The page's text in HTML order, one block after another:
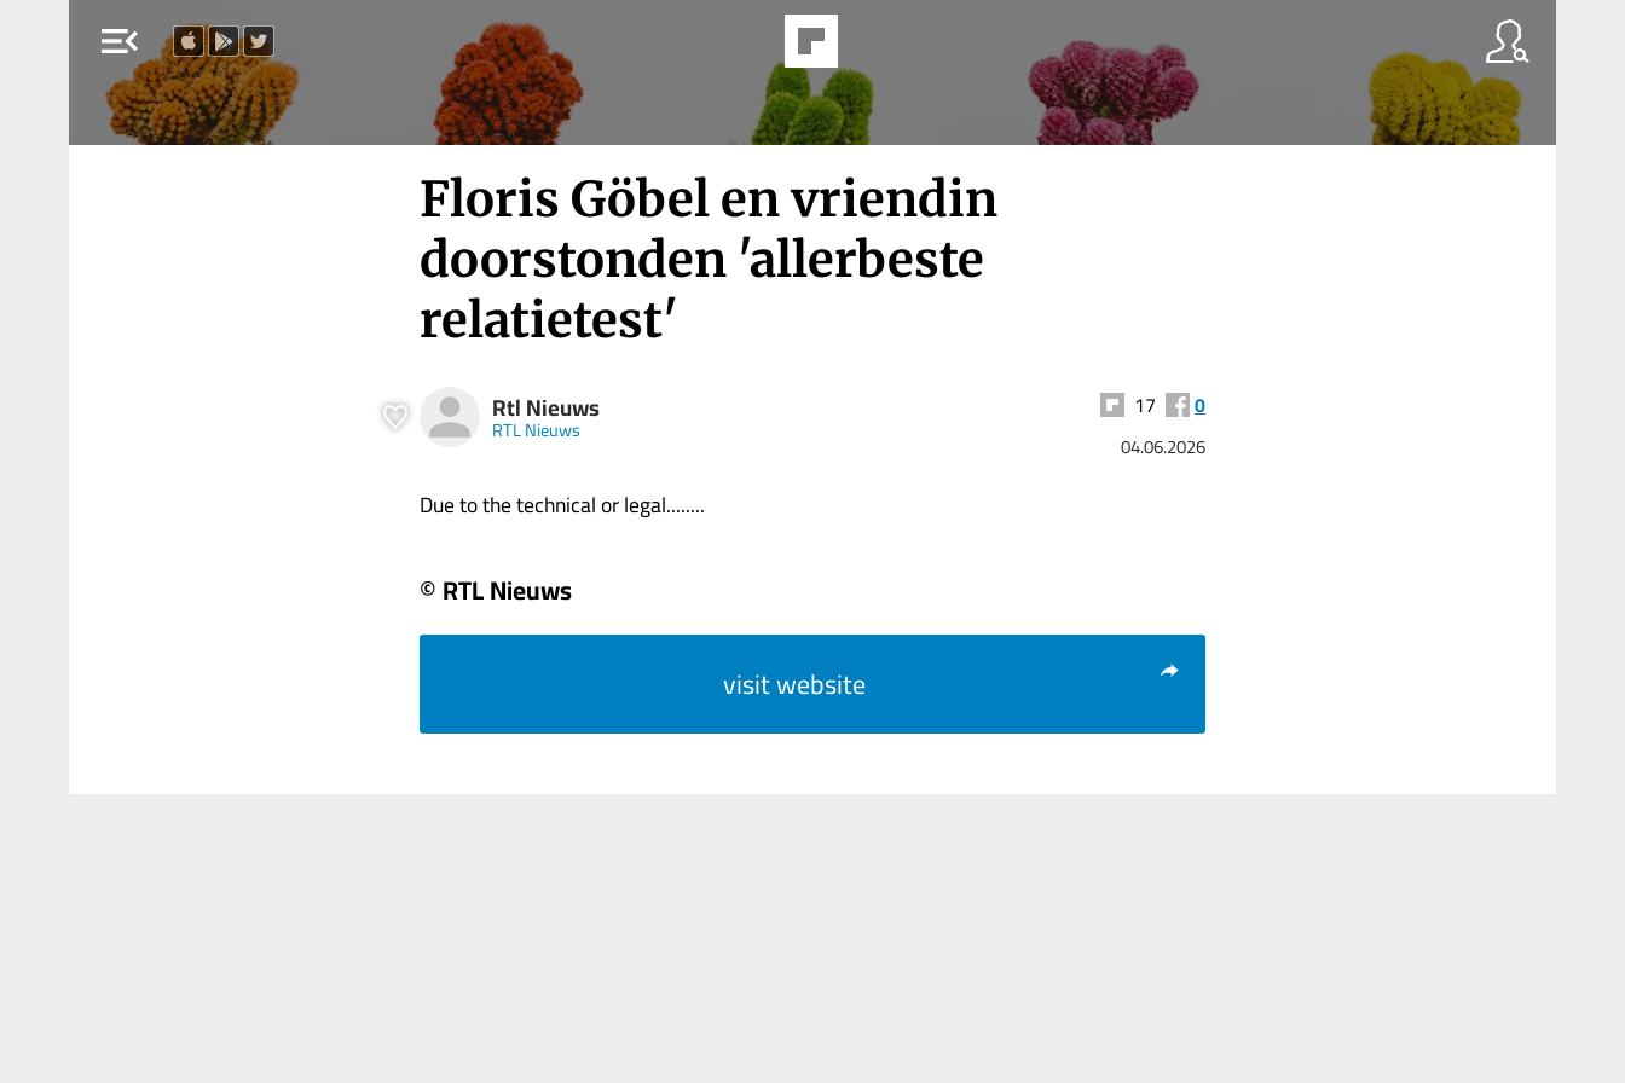
menu_open
Floris Göbel en vriendin
doorstonden 'allerbeste
relatietest'
Rtl Nieuws
RTL Nieuws
17 0
04.06.2026
Due to the technical or legal........
© RTL Nieuws
visit website